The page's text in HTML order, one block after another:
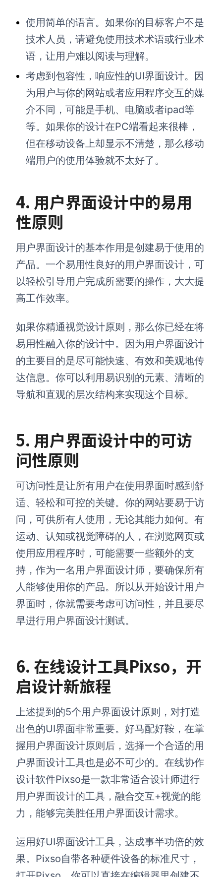
使用简单的语言。如果你的目标客户不是
技术人员，请避免使用技术术语或行业术
语，让用户难以阅读与理解。
考虑到包容性，响应性的UI界面设计。因
为用户与你的网站或者应用程序交互的媒
介不同，可能是手机、电脑或者ipad等
等。如果你的设计在PC端看起来很棒，
但在移动设备上却显示不清楚，那么移动
端用户的使用体验就不太好了。
4. 用户界面设计中的易用
性原则
用户界面设计的基本作用是创建易于使用的
产品。一个易用性良好的用户界面设计，可
以轻松引导用户完成所需要的操作，大大提
高工作效率。
如果你精通视觉设计原则，那么你已经在将
易用性融入你的设计中。因为用户界面设计
的主要目的是尽可能快速、有效和美观地传
达信息。你可以利用易识别的元素、清晰的
导航和直观的层次结构来实现这个目标。
5. 用户界面设计中的可访
问性原则
可访问性是让所有用户在使用界面时感到舒
适、轻松和可控的关键。你的网站要易于访
问，可供所有人使用，无论其能力如何。有
运动、认知或视觉障碍的人，在浏览网页或
使用应用程序时，可能需要一些额外的支
持，作为一名用户界面设计师，要确保所有
人能够使用你的产品。所以从开始设计用户
界面时，你就需要考虑可访问性，并且要尽
早进行用户界面设计测试。
6. 在线设计工具Pixso，开
启设计新旅程
上述提到的5个用户界面设计原则，对打造
出色的UI界面非常重要。好马配好鞍，在掌
握用户界面设计原则后，选择一个合适的用
户界面设计工具也是必不可少的。在线协作
设计软件Pixso是一款非常适合设计师进行
用户界面设计的工具，融合交互+视觉的能
力，能够完美胜任用户界面设计需求。
运用好UI界面设计工具，达成事半功倍的效
果。Pixso自带各种硬件设备的标准尺寸，